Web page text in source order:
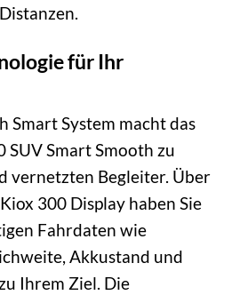
für Ihr
Smart System macht das
SUV Smart Smooth zu
vernetzten Begleiter. Über
300 Display haben Sie
Fahrdaten wie
Akkustand und
Ihrem Ziel. Die